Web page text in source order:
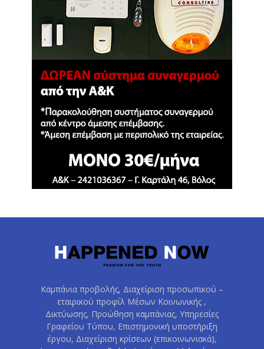
Καμπάνια προβολής, Διαχείριση προσωπικού –
εταιρικού προφίλ Μέσων Κοινωνικής ,
Δικτύωσης, Προώθηση καμπάνιας, Υπηρεσίες
Γραφείου Τύπου, Επιστημονική υποστήριξη
έργου, Διαχείριση κρίσεων (επικοινωνιακά),